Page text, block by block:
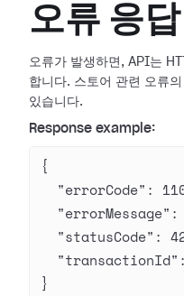
오류 응
오류가 발생하면, API는
합니다. 스토어 관련 오류
있습니다.
Response example:
{
  "errorCode"
:
  "errorMessage"
:
  "statusCode"
:
  "transactionId"
:
}